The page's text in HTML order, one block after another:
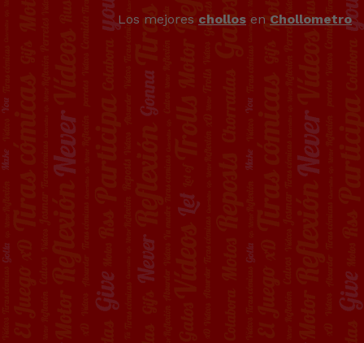
Los mejores chollos en Chollometro